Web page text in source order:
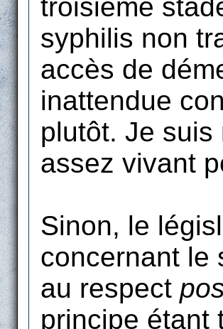
troisième
syphilis non
accès de
inattendue
plutôt. Je suis
assez vivant
Sinon, le
concernant le
au respect
principe étant